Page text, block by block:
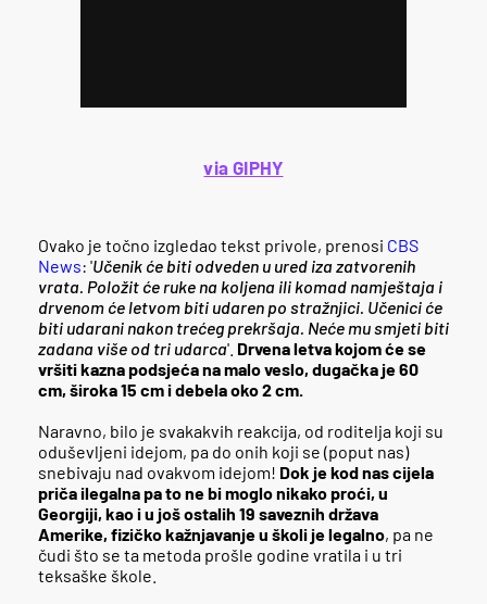
via GIPHY
Ovako je točno izgledao tekst privole, prenosi CBS
News: 'Učenik će biti odveden u ured iza zatvorenih
vrata. Položit će ruke na koljena ili komad namještaja i
drvenom će letvom biti udaren po stražnjici. Učenici će
biti udarani nakon trećeg prekršaja. Neće mu smjeti biti
zadana više od tri udarca'. Drvena letva kojom će se
vršiti kazna podsjeća na malo veslo, dugačka je 60
cm, široka 15 cm i debela oko 2 cm.
Naravno, bilo je svakakvih reakcija, od roditelja koji su
oduševljeni idejom, pa do onih koji se (poput nas)
snebivaju nad ovakvom idejom! Dok je kod nas cijela
priča ilegalna pa to ne bi moglo nikako proći, u
Georgiji, kao i u još ostalih 19 saveznih država
Amerike, fizičko kažnjavanje u školi je legalno, pa ne
čudi što se ta metoda prošle godine vratila i u tri
teksaške škole.